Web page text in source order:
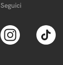
Seguici